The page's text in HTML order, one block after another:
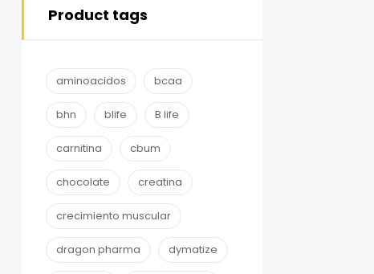
Product tags
aminoacidos bcaa
bhn blife B life
carnitina cbum
chocolate creatina
crecimiento muscular
dragon pharma dymatize